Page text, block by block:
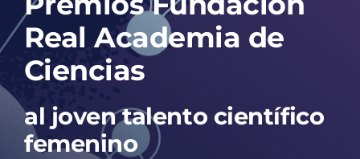
Bases
Contacto
Real Academia de
Ciencias
al joven talento científico
femenino